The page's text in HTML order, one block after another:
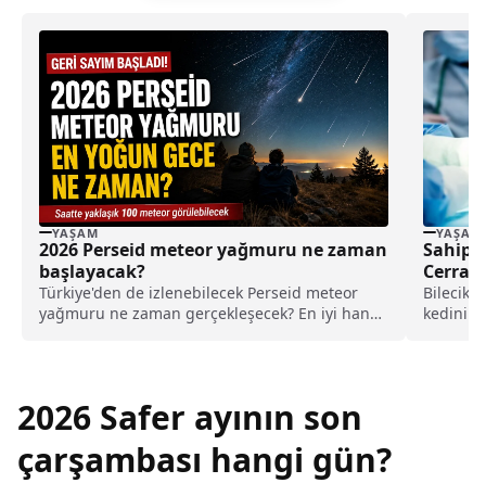
YAŞAM
2026 Perseid meteor yağmuru ne zaman
başlayacak?
Türkiye'den de izlenebilecek Perseid meteor
yağmuru ne zaman gerçekleşecek? En iyi hangi
YAŞAM
kedinin
2026 Safer ayının son
çarşambası hangi gün?